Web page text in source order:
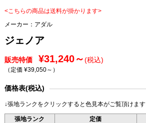
<こちらの商品は送料が掛かります>
メーカー： アダル
ジェノア
販売特価 ¥31,240～(税込)
（定価 ¥39,050～ ）
価格表(税込)
↓張地ランクをクリックすると色見本がご覧頂けます
張地ランク 定価